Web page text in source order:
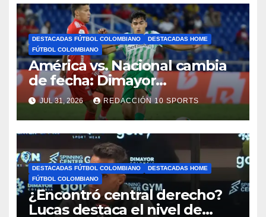
DESTACADAS FÚTBOL COLOMBIANO
DESTACADAS HOME
FÚTBOL COLOMBIANO
América vs. Nacional cambia
de fecha: Dimayor
reprogramó el clásico por
motivos de seguridad
JUL 31, 2026 REDACCIÓN 10 SPORTS
DESTACADAS FÚTBOL COLOMBIANO
DESTACADAS HOME
FÚTBOL COLOMBIANO
¿Encontró central derecho?
Lucas destaca el nivel de